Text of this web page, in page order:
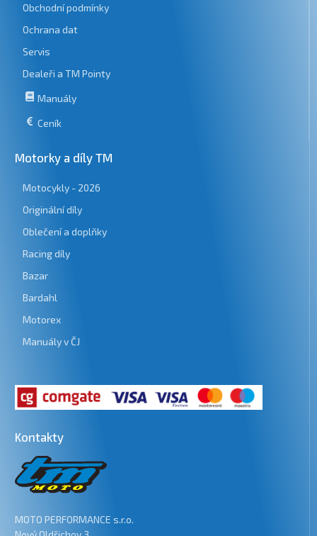
Obchodní podmínky
Ochrana dat
Servis
Dealeři a TM Pointy
Manuály
Ceník
Motorky a díly TM
Motocykly - 2026
Originální díly
Oblečení a doplňky
Racing díly
Bazar
Bardahl
Motorex
Manuály v ČJ
Kontakty
MOTO PERFORMANCE s.r.o.